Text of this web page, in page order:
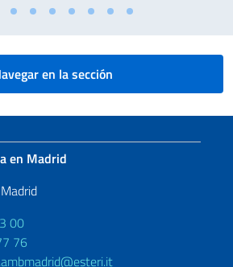
en la sección
en Madrid
00
76